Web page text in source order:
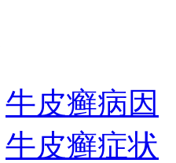
牛皮癣病因
牛皮癣症状